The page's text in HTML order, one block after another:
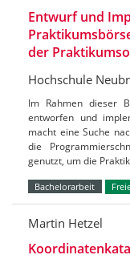
Entwurf und
der
Hochschule
Im Rahmen dieser
entworfen und
macht eine Suche
die
genutzt, um die
Bachelorarbeit
Martin Hetzel